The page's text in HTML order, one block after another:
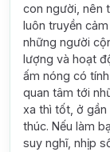
con người, nên
luôn truyền
những người
lượng và hoạt
ấm nóng có
quan tâm tới
xa thì tốt, ở
thúc. Nếu làm
suy nghĩ, nhịp